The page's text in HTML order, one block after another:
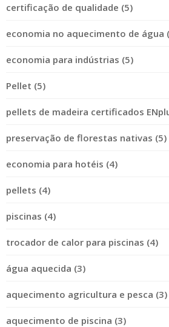
certificação de qualidade (5)
economia no aquecimento de água
economia para indústrias (5)
Pellet (5)
pellets de madeira certificados
preservação de florestas nativas (5)
economia para hotéis (4)
pellets (4)
piscinas (4)
trocador de calor para piscinas (4)
água aquecida (3)
aquecimento agricultura e pesca (3)
aquecimento de piscina (3)